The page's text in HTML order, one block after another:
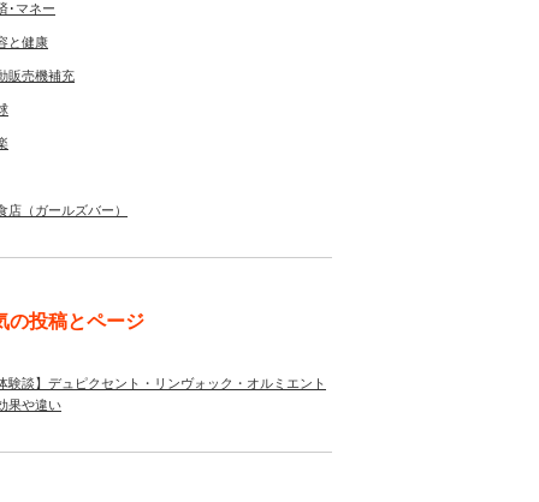
･マネー
と健康
販売機補充
店（ガールズバー）
の投稿とページ
験談】デュピクセント・リンヴォック・オルミエント
果や違い